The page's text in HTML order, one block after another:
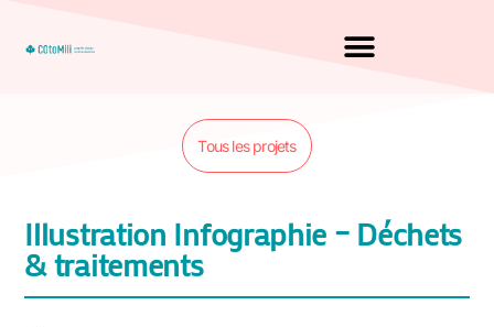
Tous les projets
Illustration Infographie – Déchets
& traitements